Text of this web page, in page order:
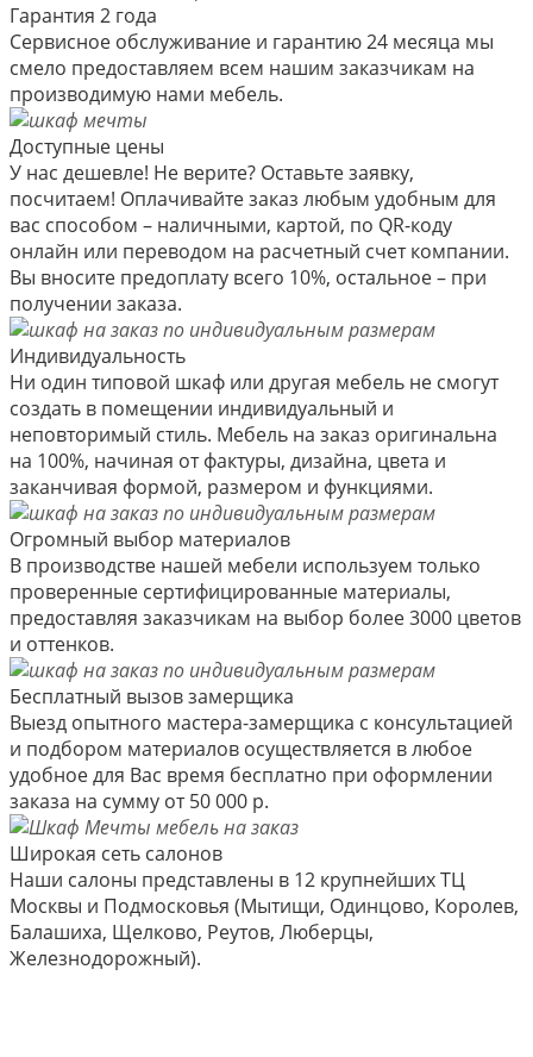
Гарантия 2 года
Сервисное обслуживание и гарантию 24 месяца мы
смело предоставляем всем нашим заказчикам на
производимую нами мебель.
Доступные цены
У нас дешевле! Не верите? Оставьте заявку,
посчитаем! Оплачивайте заказ любым удобным для
вас способом – наличными, картой, по QR-коду
онлайн или переводом на расчетный счет компании.
Вы вносите предоплату всего 10%, остальное – при
получении заказа.
Индивидуальность
Ни один типовой шкаф или другая мебель не смогут
создать в помещении индивидуальный и
неповторимый стиль. Мебель на заказ оригинальна
на 100%, начиная от фактуры, дизайна, цвета и
заканчивая формой, размером и функциями.
Огромный выбор материалов
В производстве нашей мебели используем только
проверенные сертифицированные материалы,
предоставляя заказчикам на выбор более 3000 цветов
и оттенков.
Бесплатный вызов замерщика
Выезд опытного мастера-замерщика с консультацией
и подбором материалов осуществляется в любое
удобное для Вас время бесплатно при оформлении
заказа на сумму от 50 000 р.
Широкая сеть салонов
Наши салоны представлены в 12 крупнейших ТЦ
Москвы и Подмосковья (Мытищи, Одинцово, Королев,
Балашиха, Щелково, Реутов, Люберцы,
Железнодорожный).